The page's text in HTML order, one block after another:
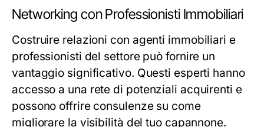
Networking con Professionisti Immobiliari
Costruire relazioni con agenti immobiliari e
professionisti del settore può fornire un
vantaggio significativo. Questi esperti hanno
accesso a una rete di potenziali acquirenti e
possono offrire consulenze su come
migliorare la visibilità del tuo capannone.